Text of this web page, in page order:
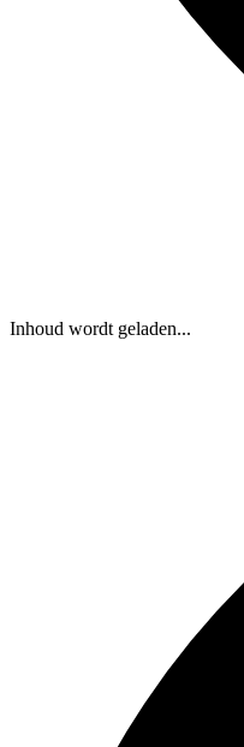
Inhoud wordt geladen...